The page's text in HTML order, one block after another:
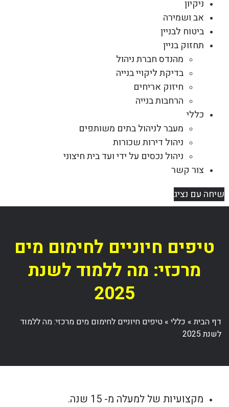
ניקיון
אב ושמירה
ביטוח לבניין
תחזוק בניין
מהנדס חברת ניהול
בדיקת ליקויי בנייה
חיזוק אריחים
הרחבות בנייה
כללי
מעבר לניהול בתים משותפים
ניהול דירות שכורות
ניהול נכסים על ידי ועד בית חיצוני
צור קשר
שיחה עם נציג
טיפים חיוניים לחימום מים
מרכזי: מה ללמוד לשנת
2025
דף הבית» כללי» טיפים חיוניים לחימום מים מרכזי: מה ללמוד
לשנת 2025
מקצועיות של למעלה מ- 15 שנה.